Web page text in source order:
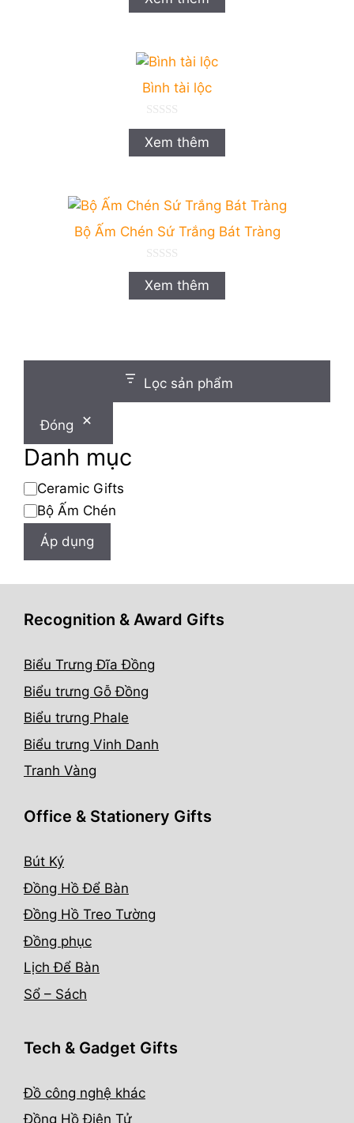
g
o
Bình tài lộc
0
n
g
o
Xem thêm
Bộ Ấm Chén Sứ Trắng Bát Tràng
0
n
g
o
Xem thêm
Lọc sản phẩm
Đóng
Danh mục
Danh
mục
Ceramic Gifts
Bộ Ấm Chén
Áp dụng
Recognition & Award Gifts
Biểu Trưng Đĩa Đồng
Biểu trưng Gỗ Đồng
Biểu trưng Phale
Biểu trưng Vinh Danh
Tranh Vàng
Office & Stationery Gifts
Bút Ký
Đồng Hồ Để Bàn
Đồng Hồ Treo Tường
Đồng phục
Lịch Để Bàn
Sổ – Sách
Tech & Gadget Gifts
Đồ công nghệ khác
Đồng Hồ Điện Tử